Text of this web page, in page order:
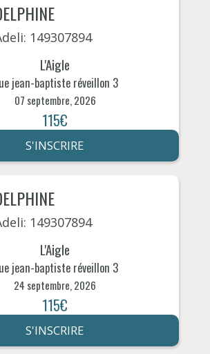
149307894
L'Aigle
jean-baptiste réveillon 3
07 septembre, 2026
115€
S'INSCRIRE
149307894
L'Aigle
jean-baptiste réveillon 3
24 septembre, 2026
115€
S'INSCRIRE